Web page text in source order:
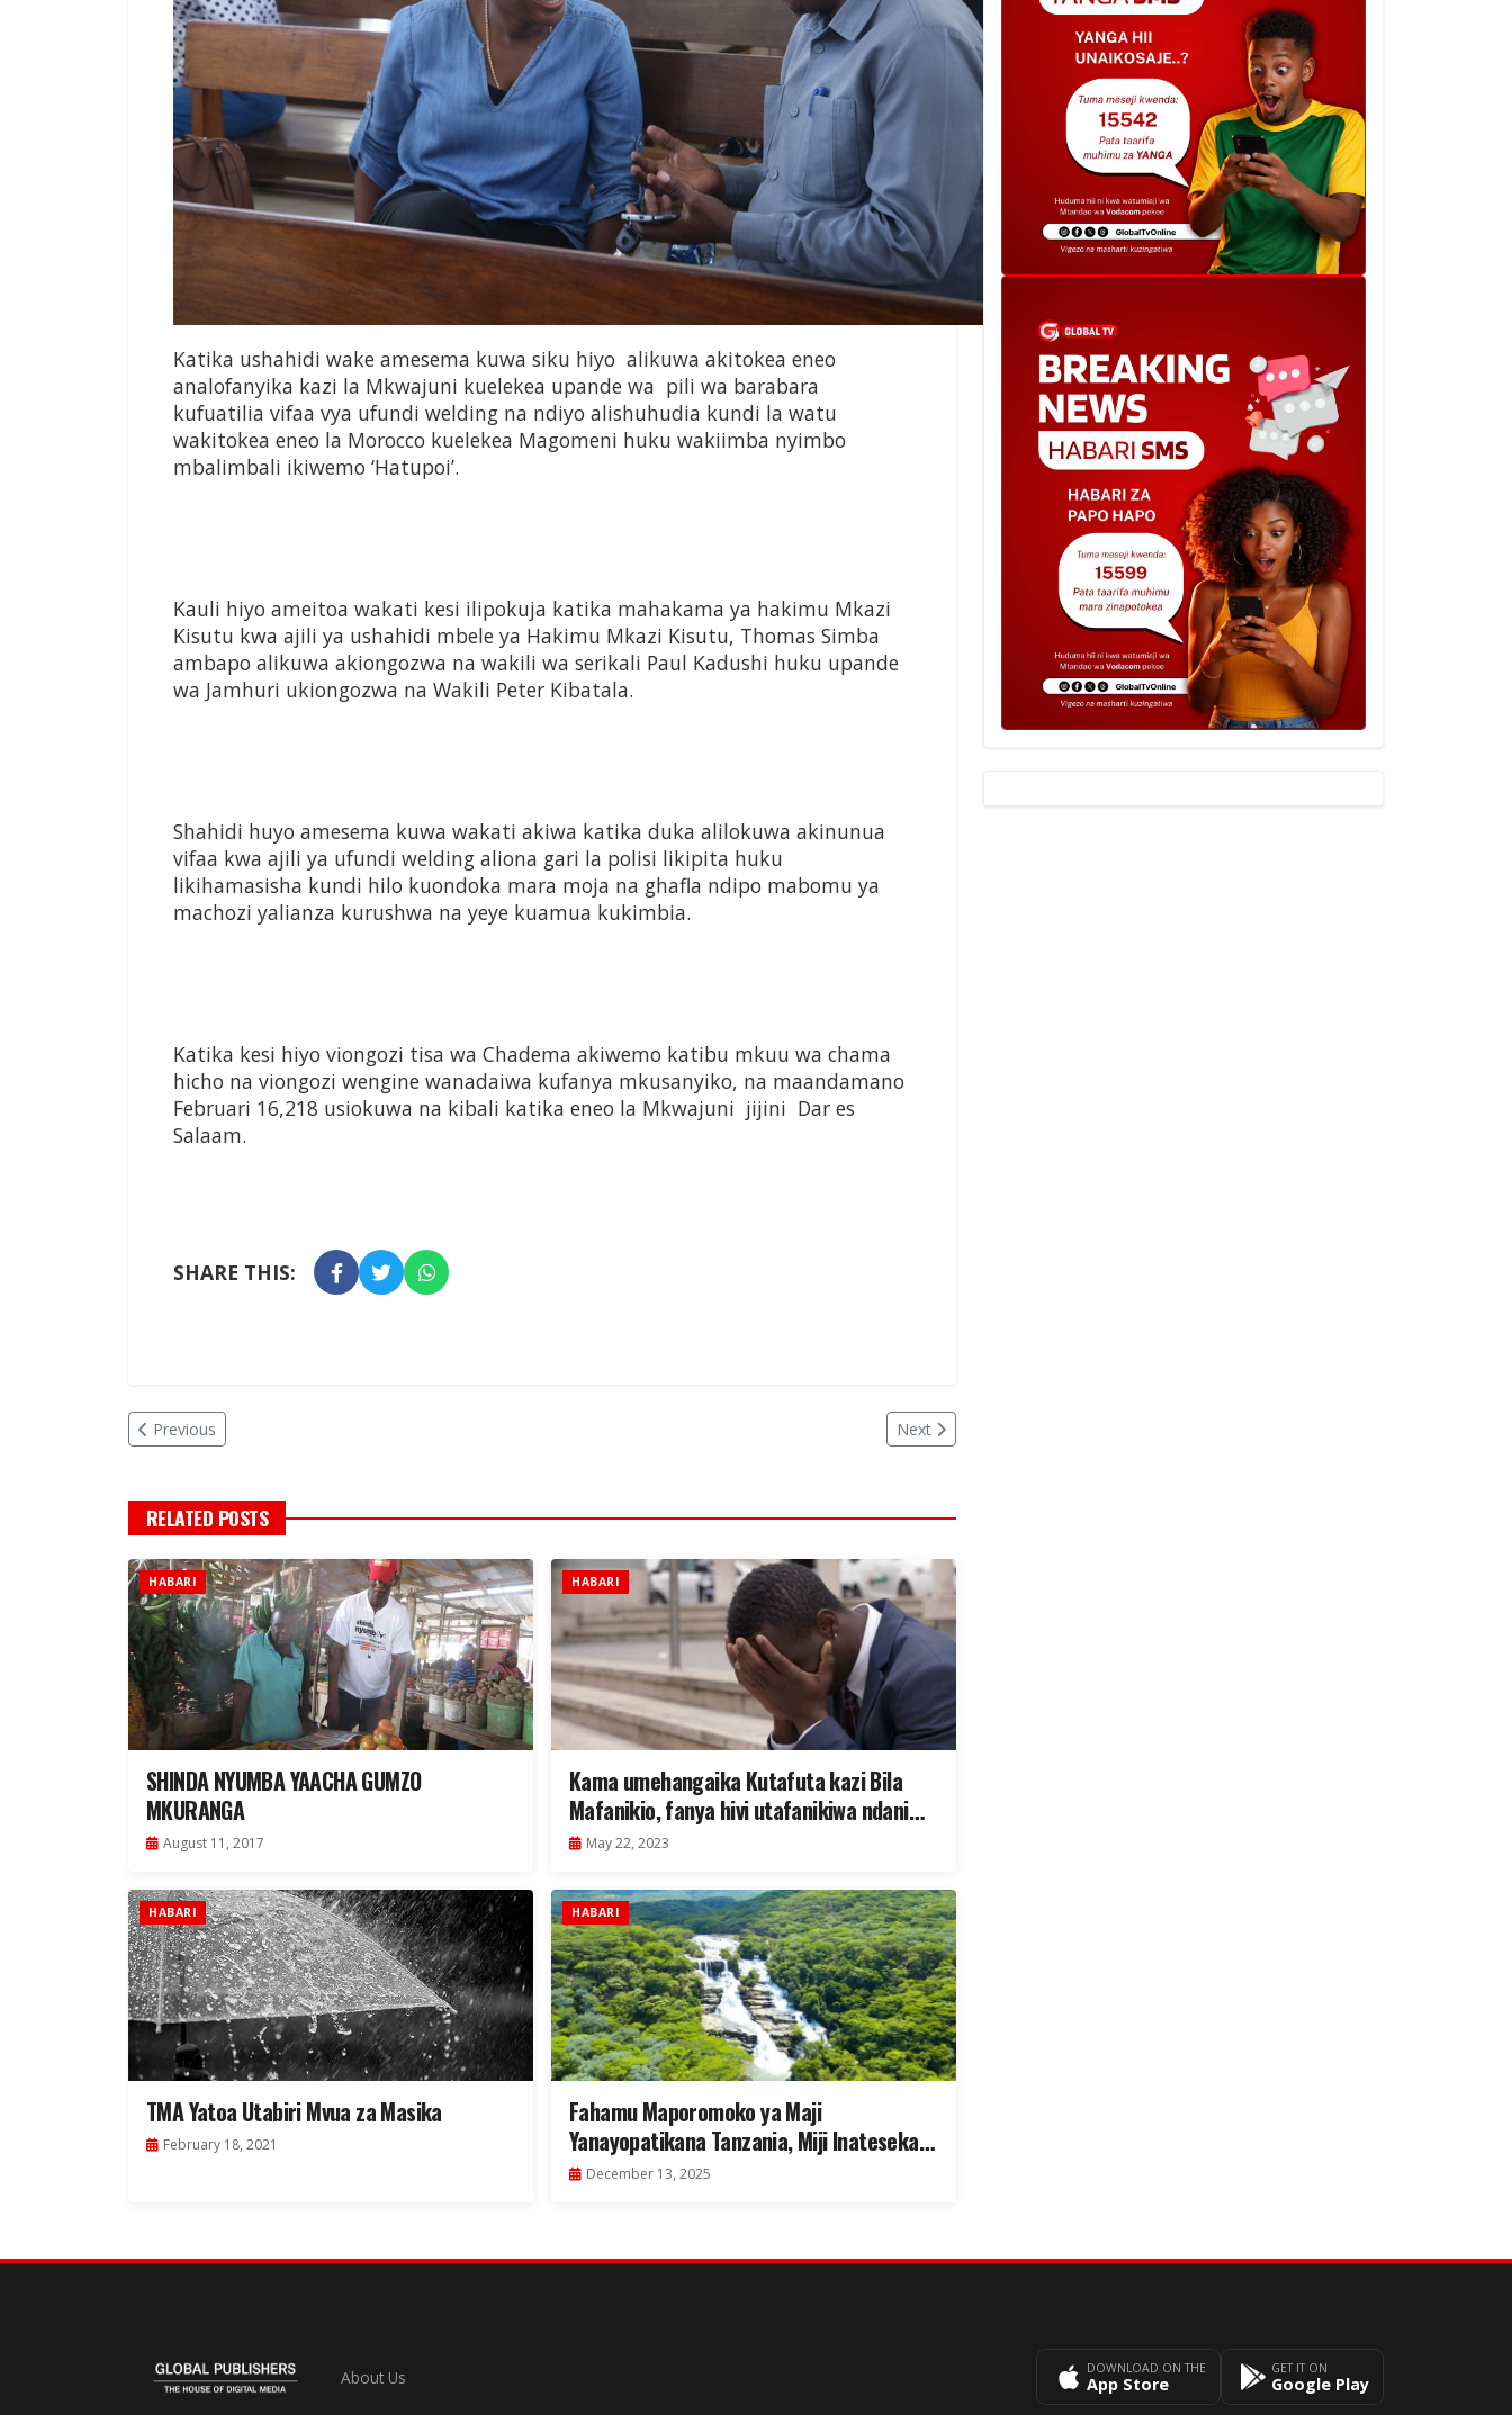
Katika ushahidi wake amesema kuwa siku hiyo alikuwa akitokea eneo
analofanyika kazi la Mkwajuni kuelekea upande wa pili wa barabara
kufuatilia vifaa vya ufundi welding na ndiyo alishuhudia kundi la watu
wakitokea eneo la Morocco kuelekea Magomeni huku wakiimba nyimbo
mbalimbali ikiwemo ‘Hatupoi’.
Kauli hiyo ameitoa wakati kesi ilipokuja katika mahakama ya hakimu Mkazi
Kisutu kwa ajili ya ushahidi mbele ya Hakimu Mkazi Kisutu, Thomas Simba
ambapo alikuwa akiongozwa na wakili wa serikali Paul Kadushi huku upande
wa Jamhuri ukiongozwa na Wakili Peter Kibatala.
Shahidi huyo amesema kuwa wakati akiwa katika duka alilokuwa akinunua
vifaa kwa ajili ya ufundi welding aliona gari la polisi likipita huku
likihamasisha kundi hilo kuondoka mara moja na ghafla ndipo mabomu ya
machozi yalianza kurushwa na yeye kuamua kukimbia.
Katika kesi hiyo viongozi tisa wa Chadema akiwemo katibu mkuu wa chama
hicho na viongozi wengine wanadaiwa kufanya mkusanyiko, na maandamano
Februari 16,218 usiokuwa na kibali katika eneo la Mkwajuni jijini Dar es
Salaam.
SHARE THIS:
Previous Next
RELATED POSTS
HABARI
SHINDA NYUMBA YAACHA GUMZO
MKURANGA
August 11, 2017
HABARI
Kama umehangaika Kutafuta kazi Bila
Mafanikio, fanya hivi utafanikiwa ndani
muda mfupi!
May 22, 2023
HABARI
TMA Yatoa Utabiri Mvua za Masika
February 18, 2021
HABARI
Fahamu Maporomoko ya Maji
Yanayopatikana Tanzania, Miji Inateseka
Kwa Maji – Video
December 13, 2025
About Us DOWNLOAD ON THE
App Store
GET IT ON
Google Play